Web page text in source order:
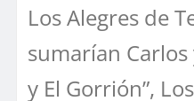
Los Alegres de
sumarían Carlos
y El Gorrión”,